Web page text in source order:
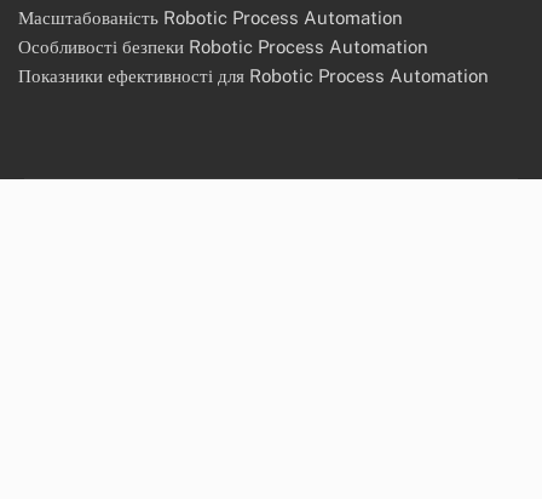
Масштабованість Robotic Process Automation
Особливості безпеки Robotic Process Automation
Показники ефективності для Robotic Process Automation